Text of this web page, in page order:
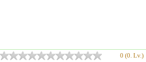
0 (0. Lv.)